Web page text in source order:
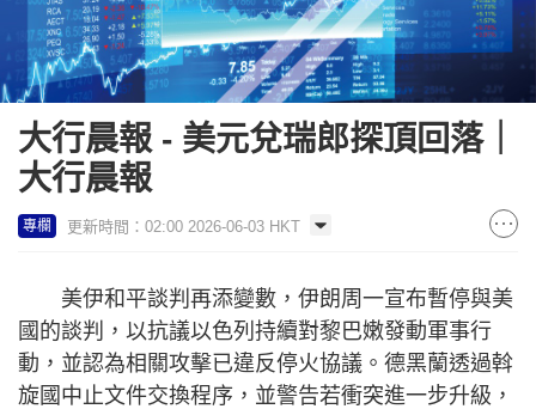
大行晨報 - 美元兌瑞郎探頂回落｜
大行晨報
專欄 更新時間：02:00 2026-06-03 HKT
美伊和平談判再添變數，伊朗周一宣布暫停與美
國的談判，以抗議以色列持續對黎巴嫩發動軍事行
動，並認為相關攻擊已違反停火協議。德黑蘭透過斡
旋國中止文件交換程序，並警告若衝突進一步升級，